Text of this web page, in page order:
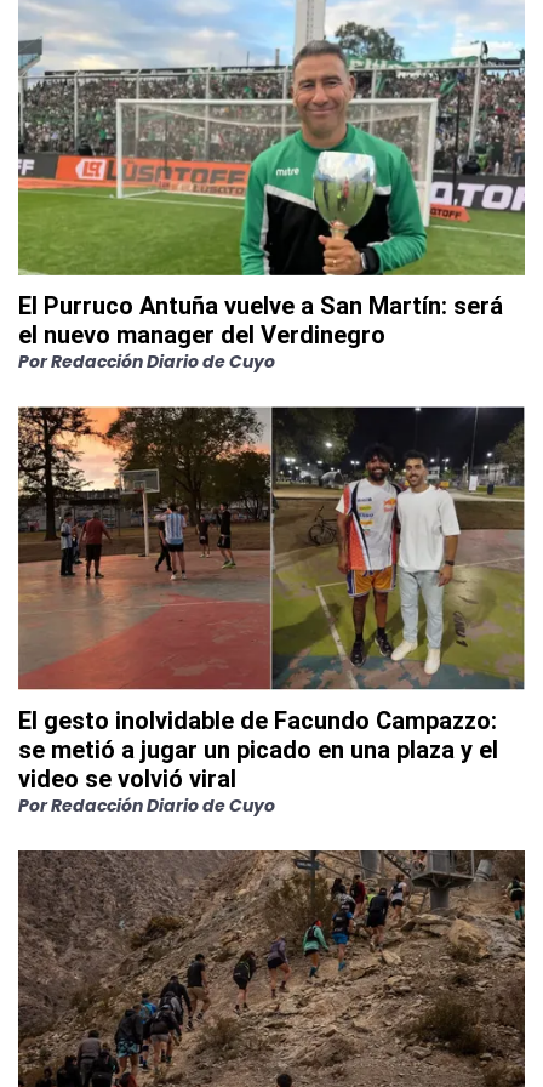
El Purruco Antuña vuelve a San Martín: será
el nuevo manager del Verdinegro
PorRedacción Diario de Cuyo
El gesto inolvidable de Facundo Campazzo:
se metió a jugar un picado en una plaza y el
video se volvió viral
PorRedacción Diario de Cuyo